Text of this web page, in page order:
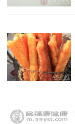
伤津气。
盛，用内服中药配
疾病。
夏季养生食物
夏天养心安神之
面，应多吃小米、
等。